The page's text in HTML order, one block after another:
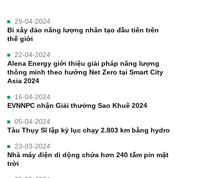
29-04-2024
Bỉ xây đảo năng lượng nhân tạo đầu tiên trên
thế giới
22-04-2024
Alena Energy giới thiệu giải pháp năng lượng
thông minh theo hướng Net Zero tại Smart City
Asia 2024
16-04-2024
EVNNPC nhận Giải thưởng Sao Khuê 2024
05-04-2024
Tàu Thụy Sĩ lập kỷ lục chạy 2.803 km bằng hydro
23-03-2024
Nhà máy điện di dộng chứa hơn 240 tấm pin mặt
trời